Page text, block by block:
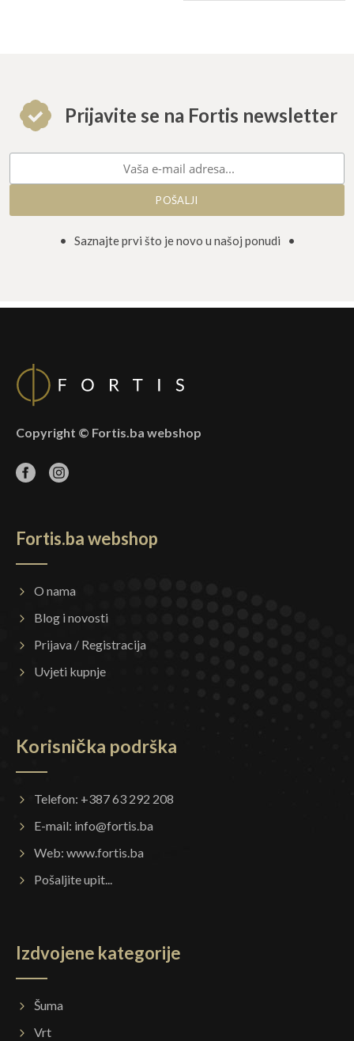
Prijavite se na Fortis newsletter
• Saznajte prvi što je novo u našoj ponudi •
Copyright © Fortis.ba webshop
Fortis.ba webshop
O nama
Blog i novosti
Prijava / Registracija
Uvjeti kupnje
Korisnička podrška
Telefon: +387 63 292 208
E-mail: info@fortis.ba
Web: www.fortis.ba
Pošaljite upit...
Izdvojene kategorije
Šuma
Vrt